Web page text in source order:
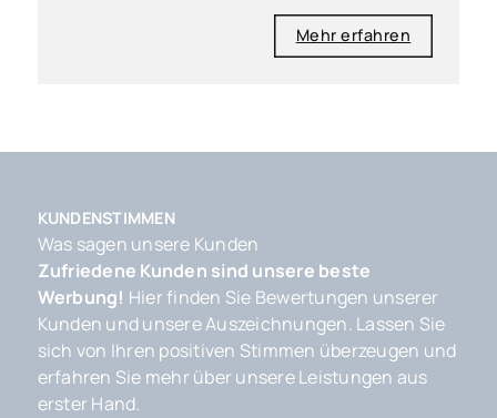
Mehr erfahren
KUNDENSTIMMEN
Was sagen unsere Kunden
Zufriedene Kunden sind unsere beste
Werbung! Hier finden Sie Bewertungen unserer
Kunden und unsere Auszeichnungen. Lassen Sie
sich von Ihren positiven Stimmen überzeugen und
erfahren Sie mehr über unsere Leistungen aus
erster Hand.